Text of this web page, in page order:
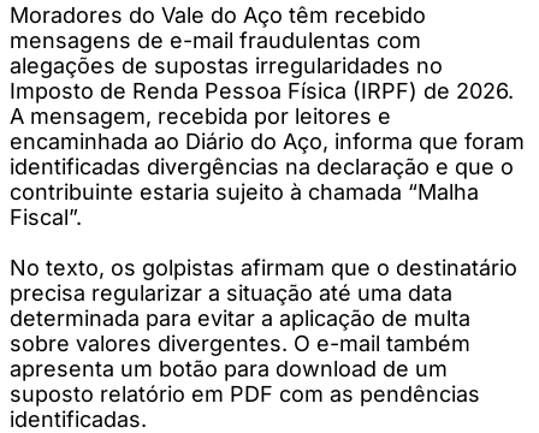
Moradores do Vale do Aço têm recebido
mensagens de e-mail fraudulentas com
alegações de supostas irregularidades no
Imposto de Renda Pessoa Física (IRPF) de 2026.
A mensagem, recebida por leitores e
encaminhada ao Diário do Aço, informa que foram
identificadas divergências na declaração e que o
contribuinte estaria sujeito à chamada “Malha
Fiscal”.
No texto, os golpistas afirmam que o destinatário
precisa regularizar a situação até uma data
determinada para evitar a aplicação de multa
sobre valores divergentes. O e-mail também
apresenta um botão para download de um
suposto relatório em PDF com as pendências
identificadas.